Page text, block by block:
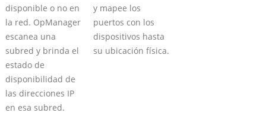
disponible o no en
la red. OpManager
escanea una
subred y brinda el
estado de
disponibilidad de
las direcciones IP
en esa subred.
y mapee los
puertos con los
dispositivos hasta
su ubicación física.